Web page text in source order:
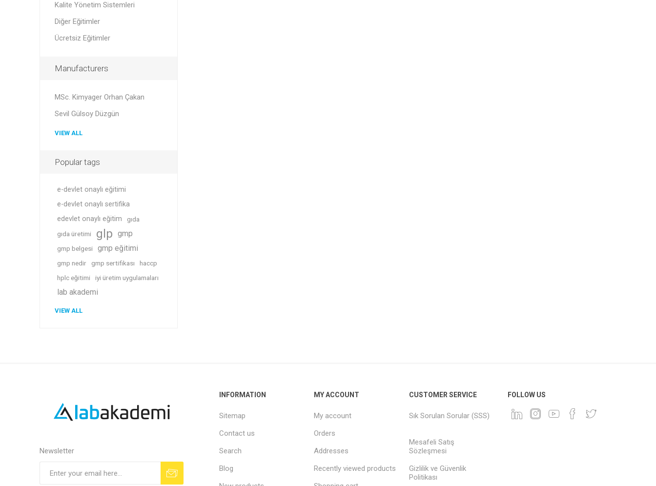
Kalite Yönetim Sistemleri
Diğer Eğitimler
Ücretsiz Eğitimler
Manufacturers
MSc. Kimyager Orhan Çakan
Sevil Gülsoy Düzgün
VIEW ALL
Popular tags
e-devlet onaylı eğitimi
e-devlet onaylı sertifika
edevlet onaylı eğitim
gıda
gıda üretimi
glp gmp
gmp belgesi gmp eğitimi
gmp nedir gmp sertifikası
haccp
hplc eğitimi
iyi üretim uygulamaları
lab akademi
VIEW ALL
Newsletter
INFORMATION
Sitemap
Contact us
Search
Blog
MY ACCOUNT
My account
Orders
Addresses
Recently viewed products
CUSTOMER SERVICE
Sık Sorulan Sorular (SSS)
Mesafeli Satış
Sözleşmesi
Gizlilik ve Güvenlik
Politikası
FOLLOW US